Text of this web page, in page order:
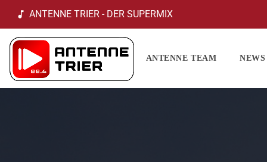
music_note ANTENNE TRIER - DER SUPERMIX
ANTENNE TEAM NEWS